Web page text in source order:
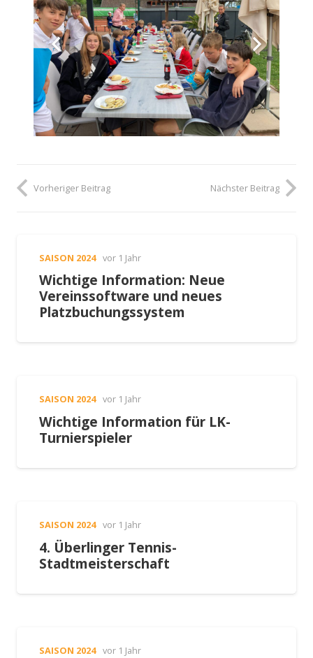
Vorheriger Beitrag Nächster Beitrag
SAISON 2024 vor 1 Jahr
Wichtige Information: Neue
Vereinssoftware und neues
Platzbuchungssystem
SAISON 2024 vor 1 Jahr
Wichtige Information für LK-
Turnierspieler
SAISON 2024 vor 1 Jahr
4. Überlinger Tennis-
Stadtmeisterschaft
SAISON 2024 vor 1 Jahr